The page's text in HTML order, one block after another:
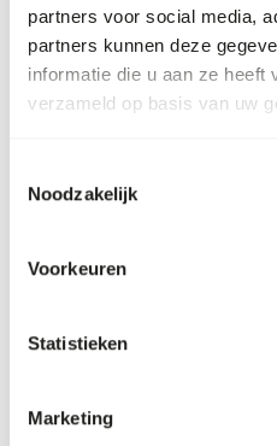
partners voor social media,
partners kunnen deze
informatie die u aan ze heeft
verzameld op basis van uw
Noodzakelijk
Voorkeuren
Statistieken
Marketing
Lokaal nieuws
Vacatures
Medewerkers
Nederland
Bezorgroute